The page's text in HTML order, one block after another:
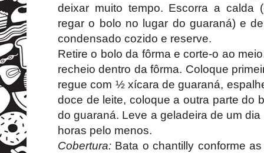
deixar muito tempo. Escorra a calda
regar o bolo no lugar do guaraná) e
condensado cozido e reserve.
Retire o bolo da fôrma e corte-o ao
recheio dentro da fôrma. Coloque
regue com ½ xícara de guaraná,
doce de leite, coloque a outra parte do
do guaraná. Leve a geladeira de um
horas pelo menos.
Cobertura: Bata o chantilly conforme